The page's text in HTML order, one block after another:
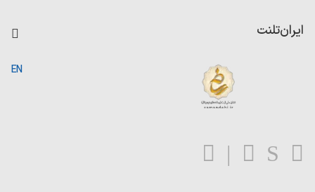
کاردیکس
ایران‌تلنت
بلاگ
EN